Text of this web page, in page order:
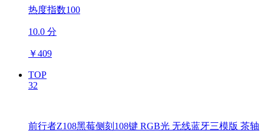
热度指数100
10.0 分
￥409
TOP
32
前行者Z108黑莓侧刻108键 RGB光 无线蓝牙三模版 茶轴